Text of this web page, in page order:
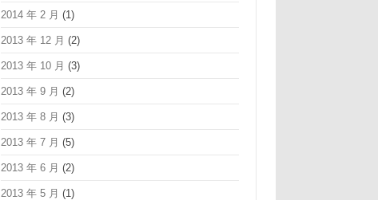
2014 年 2 月 (1)
2013 年 12 月 (2)
2013 年 10 月 (3)
2013 年 9 月 (2)
2013 年 8 月 (3)
2013 年 7 月 (5)
2013 年 6 月 (2)
2013 年 5 月 (1)